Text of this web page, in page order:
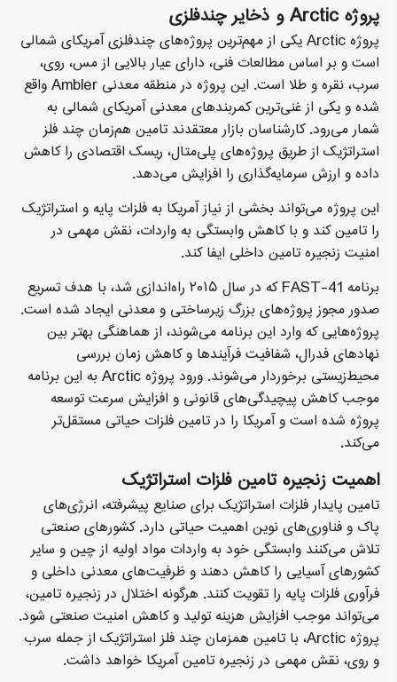
پروژه Arctic و ذخایر چندفلزی
پروژه Arctic یکی از مهم‌ترین پروژه‌های چندفلزی آمریکای شمالی
است و بر اساس مطالعات فنی، دارای عیار بالایی از مس، روی،
سرب، نقره و طلا است. این پروژه در منطقه معدنی Ambler واقع
شده و یکی از غنی‌ترین کمربندهای معدنی آمریکای شمالی به
شمار می‌رود. کارشناسان بازار معتقدند تامین هم‌زمان چند فلز
استراتژیک از طریق پروژه‌های پلی‌متال، ریسک اقتصادی را کاهش
داده و ارزش سرمایه‌گذاری را افزایش می‌دهد.
این پروژه می‌تواند بخشی از نیاز آمریکا به فلزات پایه و استراتژیک
را تامین کند و با کاهش وابستگی به واردات، نقش مهمی در
امنیت زنجیره تامین داخلی ایفا کند.
برنامه FAST-41 که در سال ۲۰۱۵ راه‌اندازی شد، با هدف تسریع
صدور مجوز پروژه‌های بزرگ زیرساختی و معدنی ایجاد شده است.
پروژه‌هایی که وارد این برنامه می‌شوند، از هماهنگی بهتر بین
نهادهای فدرال، شفافیت فرآیندها و کاهش زمان بررسی
محیط‌زیستی برخوردار می‌شوند. ورود پروژه Arctic به این برنامه
موجب کاهش پیچیدگی‌های قانونی و افزایش سرعت توسعه
پروژه شده است و آمریکا را در تامین فلزات حیاتی مستقل‌تر
می‌کند.
اهمیت زنجیره تامین فلزات استراتژیک
تامین پایدار فلزات استراتژیک برای صنایع پیشرفته، انرژی‌های
پاک و فناوری‌های نوین اهمیت حیاتی دارد. کشورهای صنعتی
تلاش می‌کنند وابستگی خود به واردات مواد اولیه از چین و سایر
کشورهای آسیایی را کاهش دهند و ظرفیت‌های معدنی داخلی و
فرآوری فلزات پایه را تقویت کنند. هرگونه اختلال در زنجیره تامین،
می‌تواند موجب افزایش هزینه تولید و کاهش امنیت صنعتی شود.
پروژه Arctic، با تامین همزمان چند فلز استراتژیک از جمله سرب
و روی، نقش مهمی در زنجیره تامین آمریکا خواهد داشت.